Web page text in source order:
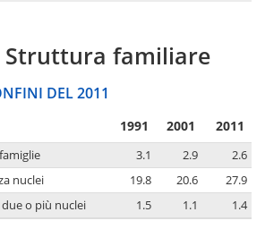
Struttura familiare
DEL 2011
1991 2001 2011
3.1 2.9
2.6
nuclei
19.8 20.6
27.9
o più nuclei
1.5 1.1 1.4